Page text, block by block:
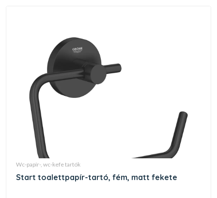
wc-papír-, wc-kefe tartók
start toalettpapír-tartó, fém, matt fekete